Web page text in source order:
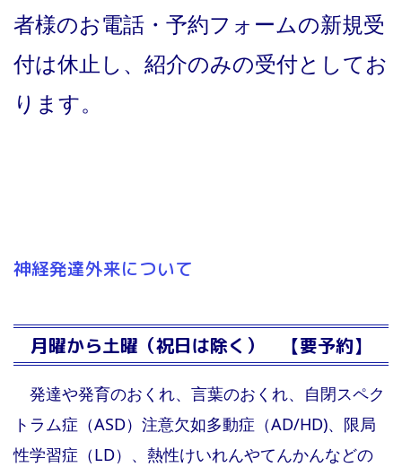
個人情報保護方針
よくあるご質問
リハビリテーション
歯科
総合相談室
者様のお電話・予約フォームの新規受
付は休止し、紹介のみの受付としてお
ります。
神経発達外来について
月曜から土曜（祝日は除く） 【要予約】
発達や発育のおくれ、言葉のおくれ、自閉スペク
トラム症（ASD）注意欠如多動症（AD/HD)、限局
性学習症（LD）、熱性けいれんやてんかんなどの